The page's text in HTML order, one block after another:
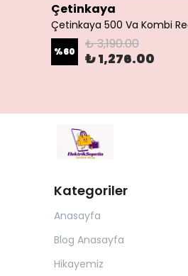
Çetinkaya
%60 ₺ 3,190.00
₺ 1,276.00
Kategoriler
Anasayfa
Blog Anasayfa
Hikayemiz